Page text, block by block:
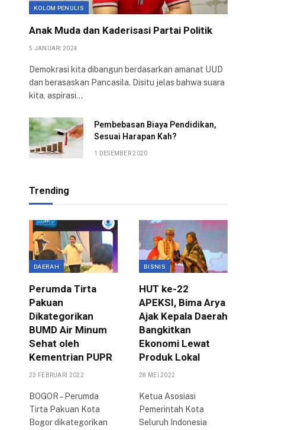
KOLOM PENULIS
Anak Muda dan Kaderisasi Partai Politik
5 JANUARI 2024
Demokrasi kita dibangun berdasarkan amanat UUD
dan berasaskan Pancasila. Disitu jelas bahwa suara
kita, aspirasi…
Pembebasan Biaya Pendidikan,
Sesuai Harapan Kah?
1 DESEMBER 2020
Trending
DAERAH
Perumda Tirta
Pakuan
Dikategorikan
BUMD Air Minum
Sehat oleh
Kementrian PUPR
23 FEBRUARI 2022
BOGOR – Perumda
Tirta Pakuan Kota
Bogor dikategorikan
BISNIS
HUT ke-22
APEKSI, Bima Arya
Ajak Kepala Daerah
Bangkitkan
Ekonomi Lewat
Produk Lokal
28 MEI 2022
Ketua Asosiasi
Pemerintah Kota
Seluruh Indonesia